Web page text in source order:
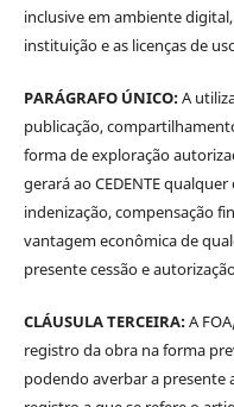
inclusive em ambiente
instituição e as licenças de
PARÁGRAFO ÚNICO:A
publicação,
forma de exploração
gerará ao CEDENTE
indenização, compensação
vantagem econômica de
presente cessão e
CLÁUSULA TERCEIRA:A
registro da obra na forma
podendo averbar a presente